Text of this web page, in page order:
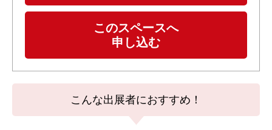
このスペースへ
申し込む
こんな出展者におすすめ！